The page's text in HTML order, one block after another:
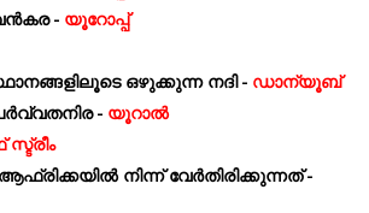
- യൂറോപ്പ്
ഒഴുക്കുന്ന നദി - ഡാന്യൂബ്
- യൂറാൽ
നിന്ന് വേർതിരിക്കുന്നത് -